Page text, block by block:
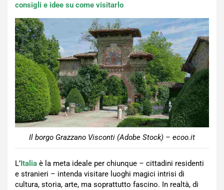
consigli e idee su come visitarlo
Il borgo Grazzano Visconti (Adobe Stock) – ecoo.it
L’Italia è la meta ideale per chiunque – cittadini residenti
e stranieri – intenda visitare luoghi magici intrisi di
cultura, storia, arte, ma soprattutto fascino. In realtà, di